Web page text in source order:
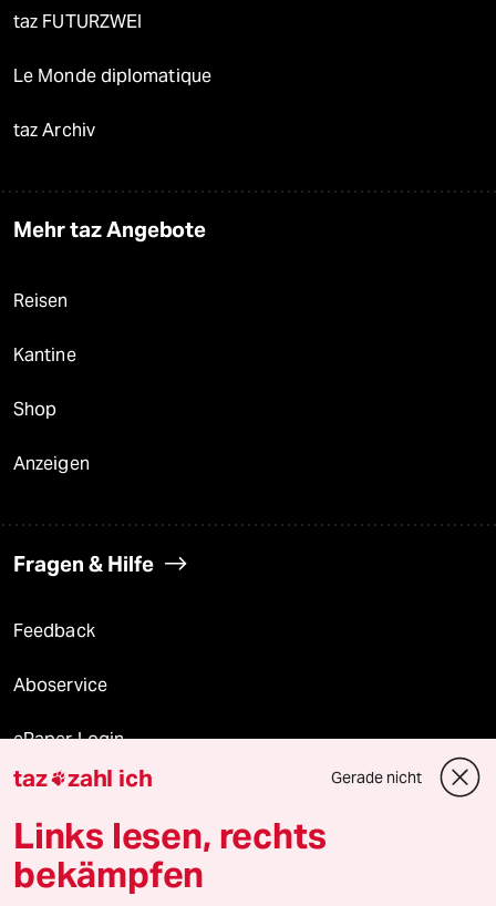
taz FUTURZWEI
Le Monde diplomatique
taz Archiv
Mehr taz Angebote
Reisen
Kantine
Shop
Anzeigen
Fragen & Hilfe
Feedback
Aboservice
ePaper Login
Downloads für Abonnierende
© 2026 taz Verlags und Vertriebs GmbH
taz zahl ich Gerade nicht
Links lesen, rechts
bekämpfen